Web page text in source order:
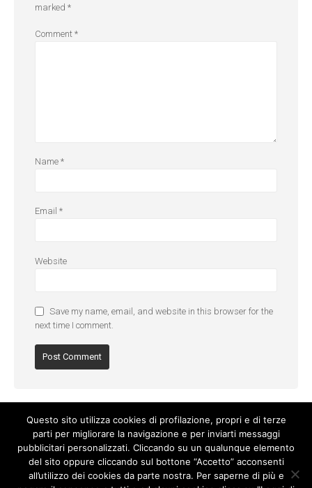
marked *
Comment *
Name *
Email *
Website
Save my name, email, and website in this browser for the
next time I comment.
Questo sito utilizza cookies di profilazione, propri e di terze
parti per migliorare la navigazione e per inviarti messaggi
pubblicitari personalizzati. Cliccando su un qualunque elemento
del sito oppure cliccando sul bottone “Accetto” acconsenti
all’utilizzo dei cookies da parte nostra. Per saperne di più e